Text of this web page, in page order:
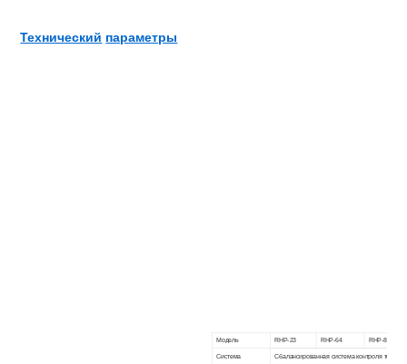
Технический параметры
Модель RHP-23 RHP-64 RHP-80
Система Сбалансированная система контроля